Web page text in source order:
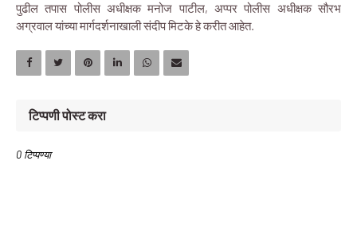
पुढील तपास पोलीस अधीक्षक मनोज पाटील, अप्पर पोलीस अधीक्षक सौरभ
अग्रवाल यांच्या मार्गदर्शनाखाली संदीप मिटके हे करीत आहेत.
टिप्पणी पोस्ट करा
0 टिप्पण्या